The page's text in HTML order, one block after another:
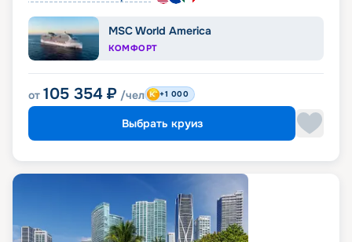
MSC World America
КОМФОРТ
от 105 354 ₽ /чел +1 000
Выбрать круиз